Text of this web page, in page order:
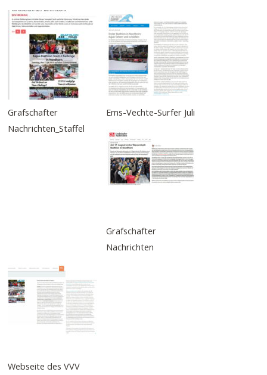
Grafschafter
Nachrichten_Staffel
Ems-Vechte-Surfer Juli
Grafschafter
Nachrichten
Webseite des VVV